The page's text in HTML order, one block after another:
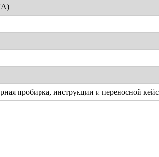
пробирка, инструкции и переносной кейс